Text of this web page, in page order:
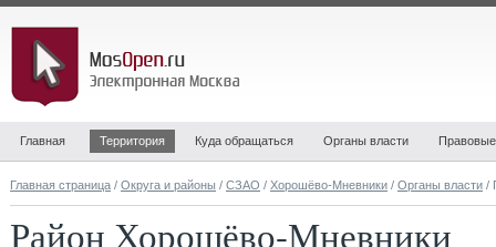
Главная Территория Куда обращаться Органы власти
Главная страница / Округа и районы / СЗАО / Хорошёво-Мневники / Органы власти /
Район Хорошёво-Мневники